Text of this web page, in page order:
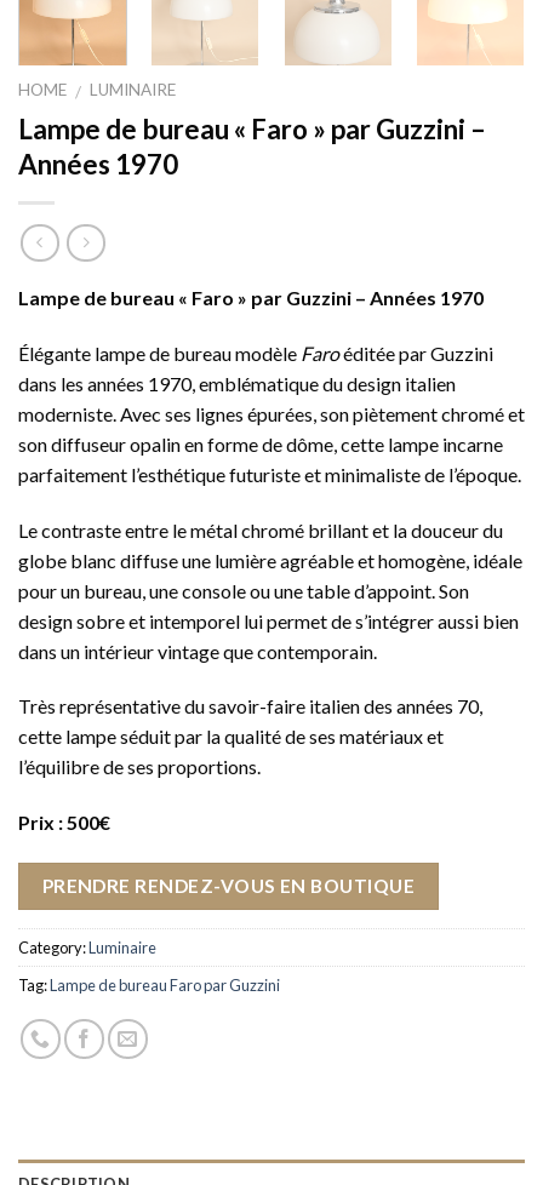
HOME / LUMINAIRE
Lampe de bureau « Faro » par Guzzini –
Années 1970
Lampe de bureau « Faro » par Guzzini – Années 1970
Élégante lampe de bureau modèle Faroéditée par Guzzini
dans les années 1970, emblématique du design italien
moderniste. Avec ses lignes épurées, son piètement chromé et
son diffuseur opalin en forme de dôme, cette lampe incarne
parfaitement l’esthétique futuriste et minimaliste de l’époque.
Le contraste entre le métal chromé brillant et la douceur du
globe blanc diffuse une lumière agréable et homogène, idéale
pour un bureau, une console ou une table d’appoint. Son
design sobre et intemporel lui permet de s’intégrer aussi bien
dans un intérieur vintage que contemporain.
Très représentative du savoir-faire italien des années 70,
cette lampe séduit par la qualité de ses matériaux et
l’équilibre de ses proportions.
Prix : 500€
PRENDRE RENDEZ-VOUS EN BOUTIQUE
Category:Luminaire
Tag:Lampe de bureau Faro par Guzzini